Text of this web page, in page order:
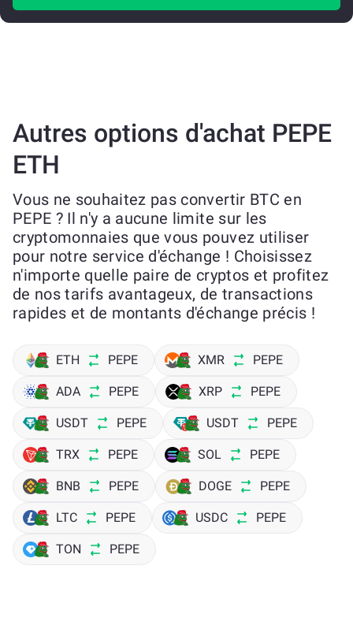
Autres options d'achat PEPE
ETH
Vous ne souhaitez pas convertir BTC en
PEPE ? Il n'y a aucune limite sur les
cryptomonnaies que vous pouvez utiliser
pour notre service d'échange ! Choisissez
n'importe quelle paire de cryptos et profitez
de nos tarifs avantageux, de transactions
rapides et de montants d'échange précis !
ETH PEPE XMR PEPE
ADA PEPE XRP PEPE
USDT PEPE USDT PEPE
TRX PEPE SOL PEPE
BNB PEPE DOGE PEPE
LTC PEPE USDC PEPE
TON PEPE